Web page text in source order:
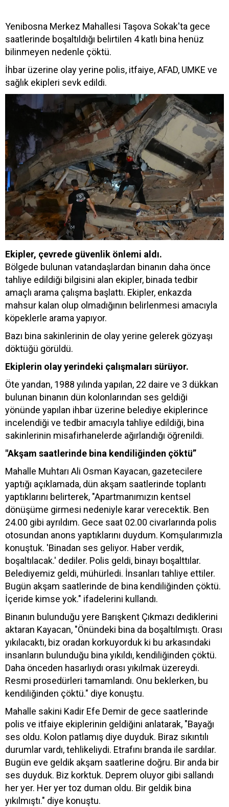
Yenibosna Merkez Mahallesi Taşova Sokak'ta gece
saatlerinde boşaltıldığı belirtilen 4 katlı bina henüz
bilinmeyen nedenle çöktü.
İhbar üzerine olay yerine polis, itfaiye, AFAD, UMKE ve
sağlık ekipleri sevk edildi.
Ekipler, çevrede güvenlik önlemi aldı.
Bölgede bulunan vatandaşlardan binanın daha önce
tahliye edildiği bilgisini alan ekipler, binada tedbir
amaçlı arama çalışma başlattı. Ekipler, enkazda
mahsur kalan olup olmadığının belirlenmesi amacıyla
köpeklerle arama yapıyor.
Bazı bina sakinlerinin de olay yerine gelerek gözyaşı
döktüğü görüldü.
Ekiplerin olay yerindeki çalışmaları sürüyor.
Öte yandan, 1988 yılında yapılan, 22 daire ve 3 dükkan
bulunan binanın dün kolonlarından ses geldiği
yönünde yapılan ihbar üzerine belediye ekiplerince
incelendiği ve tedbir amacıyla tahliye edildiği, bina
sakinlerinin misafirhanelerde ağırlandığı öğrenildi.
"Akşam saatlerinde bina kendiliğinden çöktü”
Mahalle Muhtarı Ali Osman Kayacan, gazetecilere
yaptığı açıklamada, dün akşam saatlerinde toplantı
yaptıklarını belirterek, "Apartmanımızın kentsel
dönüşüme girmesi nedeniyle karar verecektik. Ben
24.00 gibi ayrıldım. Gece saat 02.00 civarlarında polis
otosundan anons yaptıklarını duydum. Komşularımızla
konuştuk. 'Binadan ses geliyor. Haber verdik,
boşaltılacak.' dediler. Polis geldi, binayı boşalttılar.
Belediyemiz geldi, mühürledi. İnsanları tahliye ettiler.
Bugün akşam saatlerinde de bina kendiliğinden çöktü.
İçeride kimse yok." ifadelerini kullandı.
Binanın bulunduğu yere Barışkent Çıkmazı dediklerini
aktaran Kayacan, "Önündeki bina da boşaltılmıştı. Orası
yıkılacaktı, biz oradan korkuyorduk ki bu arkasındaki
insanların bulunduğu bina yıkıldı, kendiliğinden çöktü.
Daha önceden hasarlıydı orası yıkılmak üzereydi.
Resmi prosedürleri tamamlandı. Onu beklerken, bu
kendiliğinden çöktü." diye konuştu.
Mahalle sakini Kadir Efe Demir de gece saatlerinde
polis ve itfaiye ekiplerinin geldiğini anlatarak, "Bayağı
ses oldu. Kolon patlamış diye duyduk. Biraz sıkıntılı
durumlar vardı, tehlikeliydi. Etrafını branda ile sardılar.
Bugün eve geldik akşam saatlerine doğru. Bir anda bir
ses duyduk. Biz korktuk. Deprem oluyor gibi sallandı
her yer. Her yer toz duman oldu. Bir geldik bina
yıkılmıştı." diye konuştu.